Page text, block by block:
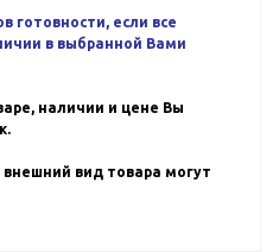
готовности, если все
в выбранной Вами
наличии и цене Вы
вид товара могут